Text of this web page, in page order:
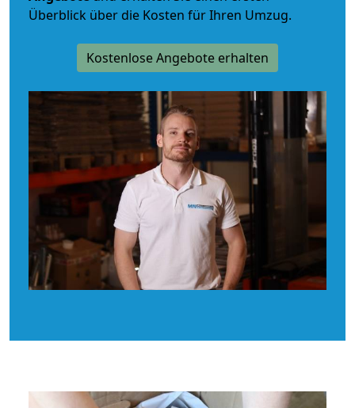
Überblick über die Kosten für Ihren Umzug.
Kostenlose Angebote erhalten